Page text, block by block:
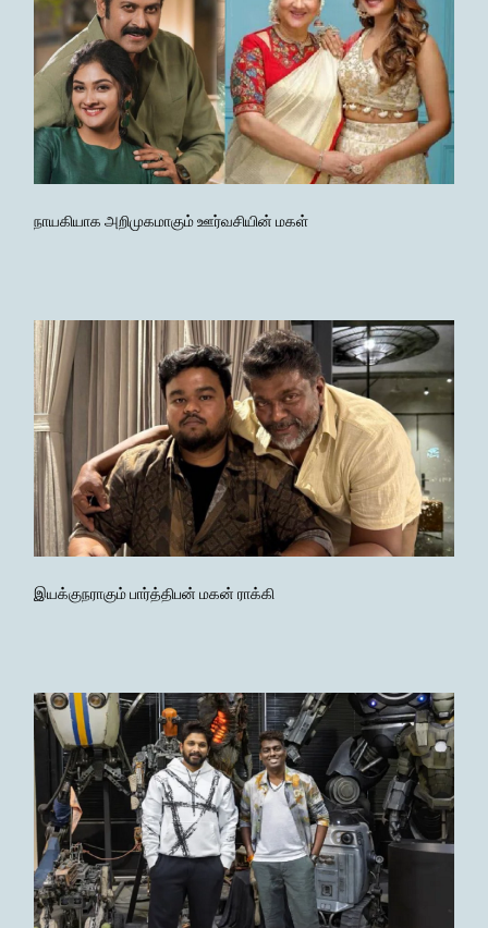
நாயகியாக அறிமுகமாகும் ஊர்வசியின் மகள்
இயக்குநராகும் பார்த்திபன் மகன் ராக்கி